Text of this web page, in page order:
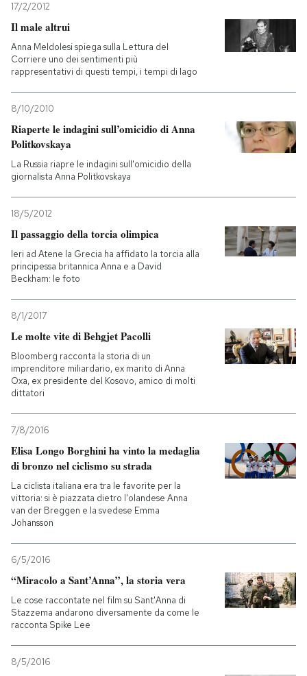
17/2/2012
Il male altrui
Anna Meldolesi spiega sulla Lettura del
Corriere uno dei sentimenti più
rappresentativi di questi tempi, i tempi di Iago
8/10/2010
Riaperte le indagini sull’omicidio di Anna
Politkovskaya
La Russia riapre le indagini sull'omicidio della
giornalista Anna Politkovskaya
18/5/2012
Il passaggio della torcia olimpica
Ieri ad Atene la Grecia ha affidato la torcia alla
principessa britannica Anna e a David
Beckham: le foto
8/1/2017
Le molte vite di Behgjet Pacolli
Bloomberg racconta la storia di un
imprenditore miliardario, ex marito di Anna
Oxa, ex presidente del Kosovo, amico di molti
dittatori
7/8/2016
Elisa Longo Borghini ha vinto la medaglia
di bronzo nel ciclismo su strada
La ciclista italiana era tra le favorite per la
vittoria: si è piazzata dietro l'olandese Anna
van der Breggen e la svedese Emma
Johansson
6/5/2016
“Miracolo a Sant’Anna”, la storia vera
Le cose raccontate nel film su Sant'Anna di
Stazzema andarono diversamente da come le
racconta Spike Lee
8/5/2016